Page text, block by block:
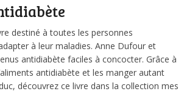
destiné à toutes les personnes
à leur maladies. Anne Dufour et
antidiabète faciles à concocter. Grâce à
antidiabète et les manger autant
découvrez ce livre dans la collection mes